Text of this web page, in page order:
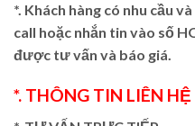
*. Khách hàng có nhu cầu
call hoặc nhắn tin vào số
được tư vấn và báo giá.
*. THÔNG TIN LIÊN HỆ